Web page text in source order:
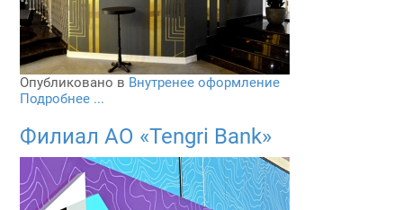
Опубликовано в Внутренее оформление
Подробнее ...
Филиал АО «Tengri Bank»